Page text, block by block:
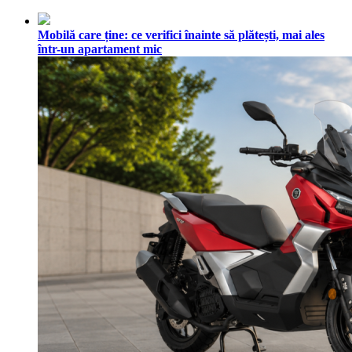
Mobilă care ține: ce verifici înainte să plătești, mai ales
într-un apartament mic